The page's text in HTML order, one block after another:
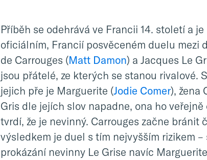
Příběh se odehrává ve Francii 14. století a
oficiálním, Francií posvěceném duelu mezi
de Carrouges (Matt Damon) a Jacques Le
jsou přátelé, ze kterých se stanou rivalové.
jejich pře je Marguerite (Jodie Comer), žena
Gris dle jejích slov napadne, ona ho veřejně
tvrdí, že je nevinný. Carrouges začne bránit
výsledkem je duel s tím nejvyšším rizikem –
prokázání nevinny Le Grise navíc